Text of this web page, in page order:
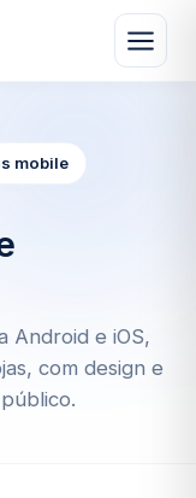
mobile
Android e iOS,
com design e